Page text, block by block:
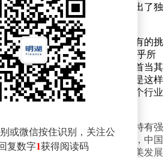
对当前科技领域的热点问题提出了独
富有前瞻性。
的中国科技企业经历了前所未有的挑
统，从5G技术到人工智能，几乎所
限制。华为作为行业领军者，首当其
一度陷入经营困境。然而，正是这样
了自主创新的决心，也促使整个行业
预期任正非会对美国科技企业持有强
的是，他在座谈会上明确表示，中国
和芯片，甚至认为顶尖人才赴美发展
或微信按住识别，关注公
复数字1获得阅读码